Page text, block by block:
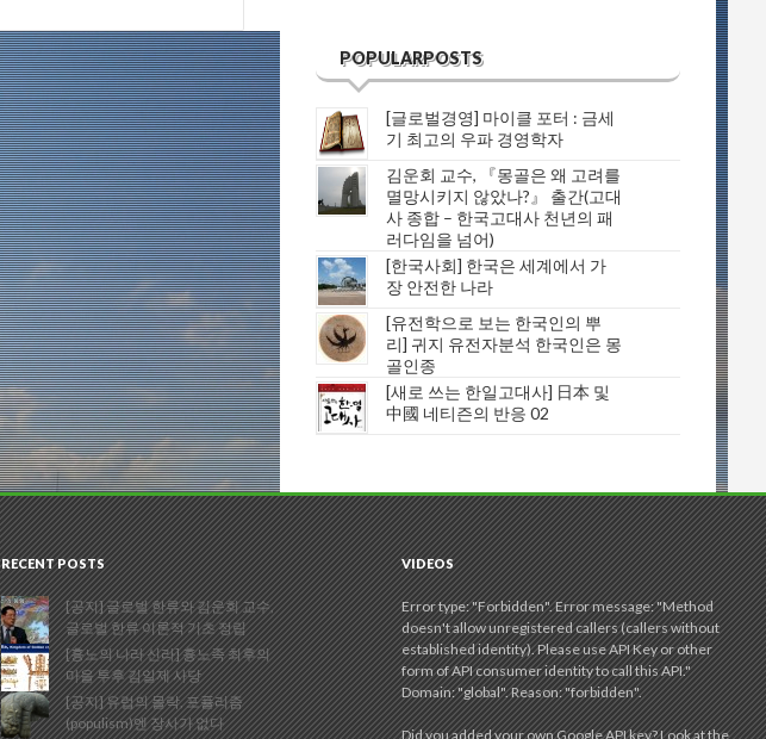
POPULARPOSTS
[글로벌경영] 마이클 포터 : 금세
기 최고의 우파 경영학자
김운회 교수, 『몽골은 왜 고려를
멸망시키지 않았나?』 출간(고대
사 종합 – 한국고대사 천년의 패
러다임을 넘어)
[한국사회] 한국은 세계에서 가
장 안전한 나라
[유전학으로 보는 한국인의 뿌
리] 귀지 유전자분석 한국인은 몽
골인종
[새로 쓰는 한일고대사] 日本 및
中國 네티즌의 반응 02
RECENT POSTS
[공지] 글로벌 한류와 김운회 교수,
글로벌 한류 이론적 기초 정립
[흉노의 나라 신라] 흉노족 최후의
마을 투후 김일제 사당
[공지] 유럽의 몰락, 포퓰리즘
(populism)엔 장사가 없다
VIDEOS
Error type: "Forbidden". Error message: "Method
doesn't allow unregistered callers (callers without
established identity). Please use API Key or other
form of API consumer identity to call this API."
Domain: "global". Reason: "forbidden".
Did you added your own Google API key? Look at the